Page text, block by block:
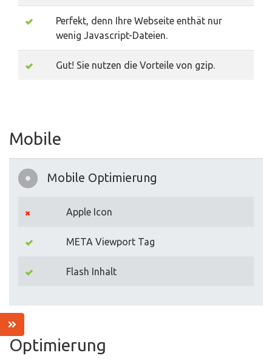
Perfekt, denn Ihre Webseite enthät nur
wenig Javascript-Dateien.
Gut! Sie nutzen die Vorteile von gzip.
Mobile
Mobile Optimierung
Apple Icon
META Viewport Tag
Flash Inhalt
Optimierung